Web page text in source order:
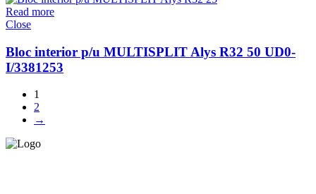
Read more
Close
Bloc interior p/u MULTISPLIT Alys R32 50 UD0-
I/3381253
1
2
→